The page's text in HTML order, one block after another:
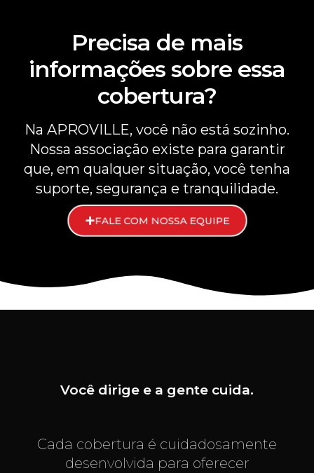
Precisa de mais
informações sobre essa
cobertura?
Na APROVILLE, você não está sozinho.
Nossa associação existe para garantir
que, em qualquer situação, você tenha
suporte, segurança e tranquilidade.
FALE COM NOSSA EQUIPE
Você dirige e a gente cuida.
Cada cobertura é cuidadosamente
desenvolvida para oferecer